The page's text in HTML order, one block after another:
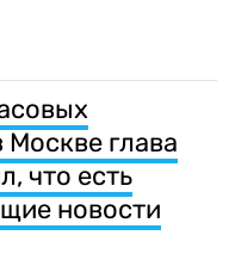
Москве глава
что есть
новости